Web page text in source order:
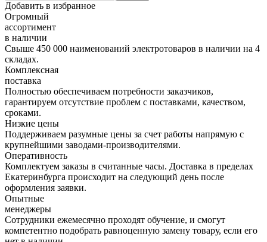
Добавить в избранное
Огромный
ассортимент
в наличии
Свыше 450 000 наименований электротоваров в наличии на 4
складах.
Комплексная
поставка
Полностью обеспечиваем потребности заказчиков,
гарантируем отсутствие проблем с поставками, качеством,
сроками.
Низкие цены
Поддерживаем разумные цены за счет работы напрямую с
крупнейшими заводами-производителями.
Оперативность
Комплектуем заказы в считанные часы. Доставка в пределах
Екатеринбурга происходит на следующий день после
оформления заявки.
Опытные
менеджеры
Сотрудники ежемесячно проходят обучение, и смогут
компетентно подобрать равноценную замену товару, если его